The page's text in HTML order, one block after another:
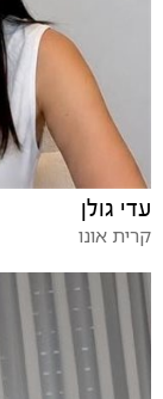
עדי גולן
קרית אונו